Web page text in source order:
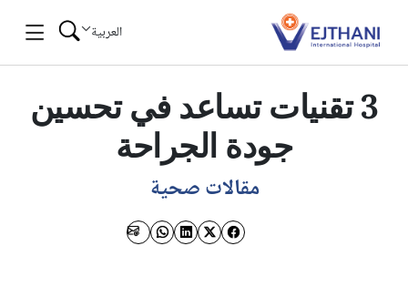
العربية
3 تقنيات تساعد في تحسين
جودة الجراحة
مقالات صحية